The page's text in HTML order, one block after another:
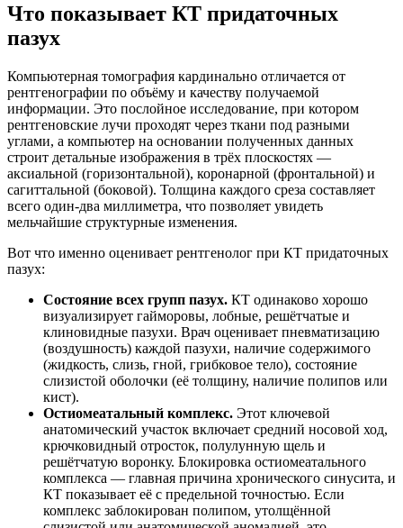
Что показывает КТ придаточных
пазух
Компьютерная томография кардинально отличается от
рентгенографии по объёму и качеству получаемой
информации. Это послойное исследование, при котором
рентгеновские лучи проходят через ткани под разными
углами, а компьютер на основании полученных данных
строит детальные изображения в трёх плоскостях —
аксиальной (горизонтальной), коронарной (фронтальной) и
сагиттальной (боковой). Толщина каждого среза составляет
всего один-два миллиметра, что позволяет увидеть
мельчайшие структурные изменения.
Вот что именно оценивает рентгенолог при КТ придаточных
пазух:
Состояние всех групп пазух. КТ одинаково хорошо
визуализирует гайморовы, лобные, решётчатые и
клиновидные пазухи. Врач оценивает пневматизацию
(воздушность) каждой пазухи, наличие содержимого
(жидкость, слизь, гной, грибковое тело), состояние
слизистой оболочки (её толщину, наличие полипов или
кист).
Остиомеатальный комплекс. Этот ключевой
анатомический участок включает средний носовой ход,
крючковидный отросток, полулунную щель и
решётчатую воронку. Блокировка остиомеатального
комплекса — главная причина хронического синусита, и
КТ показывает её с предельной точностью. Если
комплекс заблокирован полипом, утолщённой